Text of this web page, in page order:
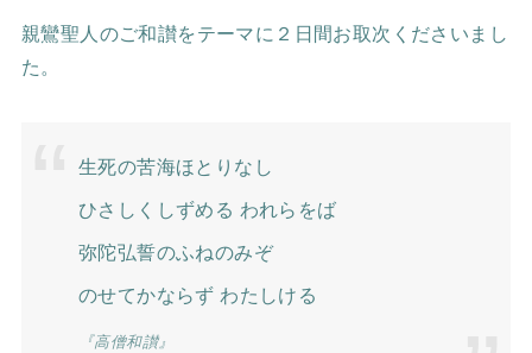
親鸞聖人のご和讃をテーマに２日間お取次くださいまし
た。
生死の苦海ほとりなし
ひさしくしずめる われらをば
弥陀弘誓のふねのみぞ
のせてかならず わたしける
『高僧和讃』